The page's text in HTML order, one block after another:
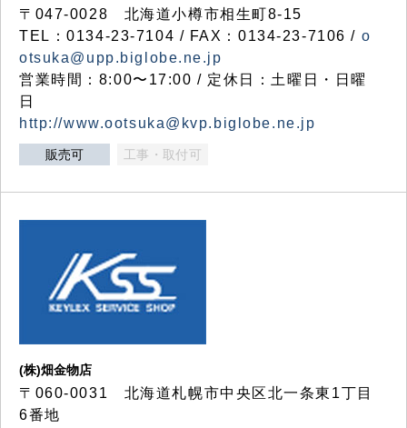
〒047-0028 北海道小樽市相生町8-15
TEL：0134-23-7104 / FAX：0134-23-7106 / o
otsuka@upp.biglobe.ne.jp
営業時間：8:00〜17:00 / 定休日：土曜日・日曜
日
http://www.ootsuka@kvp.biglobe.ne.jp
販売可 工事・取付可
(株)畑金物店
〒060-0031 北海道札幌市中央区北一条東1丁目
6番地